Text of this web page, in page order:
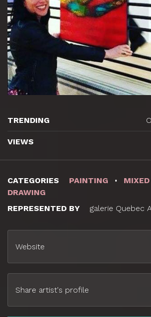
CATEGORIES PAINTING
DRAWING
REPRESENTED BY
galerie Quebec
Website
Share artist's profile
TRENDING
VIEWS